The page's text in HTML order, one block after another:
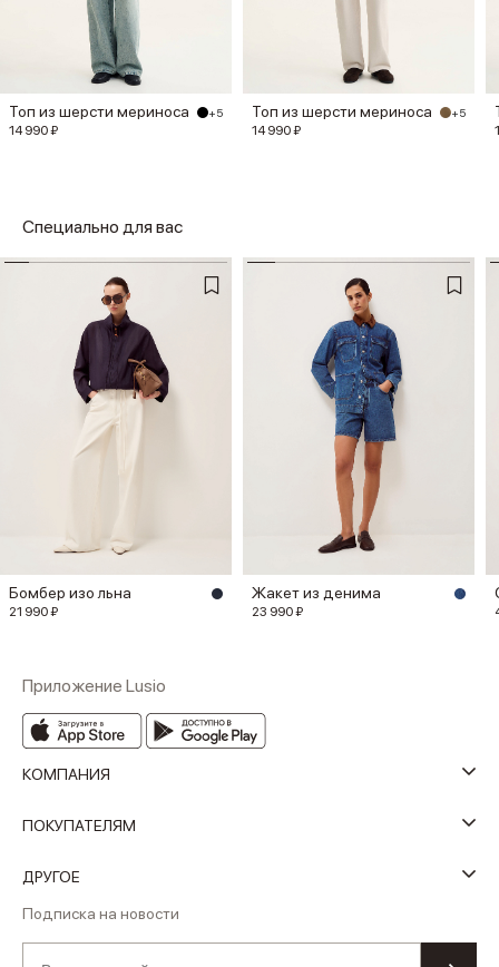
Топ из шерсти мериноса +5
14 990 ₽
Топ из шерсти мериноса +5
14 990 ₽
Специально для вас
Бомбер изо льна
21 990 ₽
Жакет из денима
23 990 ₽
Приложение Lusio
КОМПАНИЯ
ПОКУПАТЕЛЯМ
ДРУГОЕ
Подписка на новости